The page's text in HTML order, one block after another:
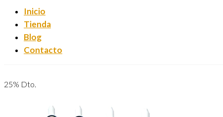
Inicio
Tienda
Blog
Contacto
25% Dto.